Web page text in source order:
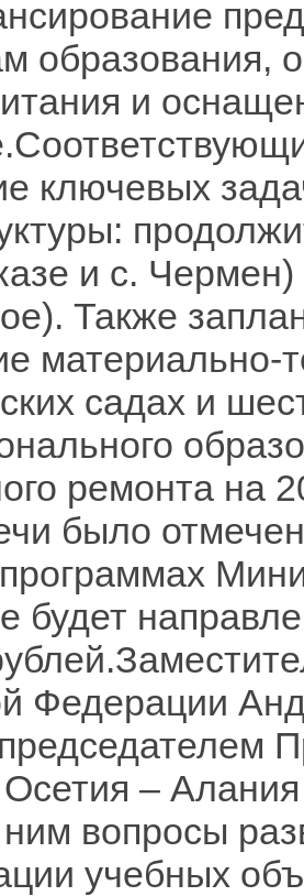
образования,
и
ключевых
и с. Чермен)
Также
материально-
садах и
ремонта на
было
будет
Федерации
–
вопросы
учебных